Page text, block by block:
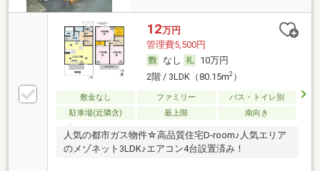
12万円
管理費5,500円
なし
10万円
2階 / 3LDK（80.15m2）
敷金なし ファミリー
バス・トイレ別
駐車場(近隣含)
最上階 南向き
人気の都市ガス物件☆高品質住宅D-room♪人気エリア
のメゾネット3LDK♪エアコン4台設置済み！